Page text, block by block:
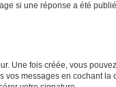
si une réponse a été
Une fois créée, vous
messages en cochant